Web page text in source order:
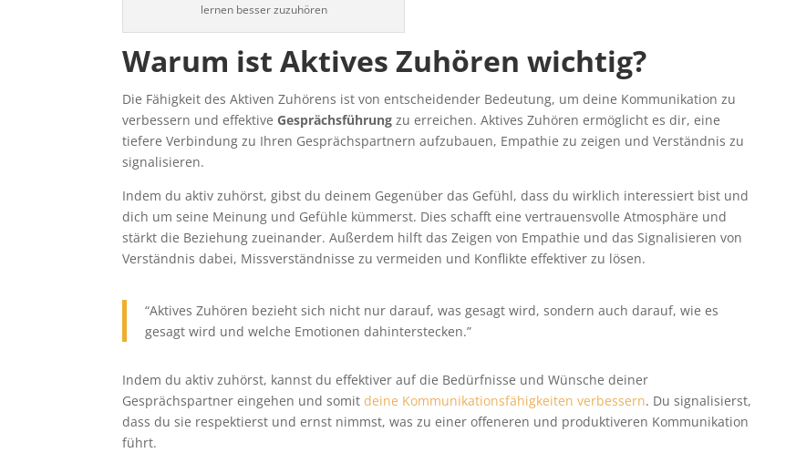
lernen besser zuzuhören
Warum ist Aktives Zuhören wichtig?
Die Fähigkeit des Aktiven Zuhörens ist von entscheidender Bedeutung, um deine Kommunikation zu
verbessern und effektive Gesprächsführung zu erreichen. Aktives Zuhören ermöglicht es dir, eine
tiefere Verbindung zu Ihren Gesprächspartnern aufzubauen, Empathie zu zeigen und Verständnis zu
signalisieren.
Indem du aktiv zuhörst, gibst du deinem Gegenüber das Gefühl, dass du wirklich interessiert bist und
dich um seine Meinung und Gefühle kümmerst. Dies schafft eine vertrauensvolle Atmosphäre und
stärkt die Beziehung zueinander. Außerdem hilft das Zeigen von Empathie und das Signalisieren von
Verständnis dabei, Missverständnisse zu vermeiden und Konflikte effektiver zu lösen.
“Aktives Zuhören bezieht sich nicht nur darauf, was gesagt wird, sondern auch darauf, wie es
gesagt wird und welche Emotionen dahinterstecken.”
Indem du aktiv zuhörst, kannst du effektiver auf die Bedürfnisse und Wünsche deiner
Gesprächspartner eingehen und somitdeine Kommunikationsfähigkeiten verbessern. Du signalisierst,
dass du sie respektierst und ernst nimmst, was zu einer offeneren und produktiveren Kommunikation
führt.